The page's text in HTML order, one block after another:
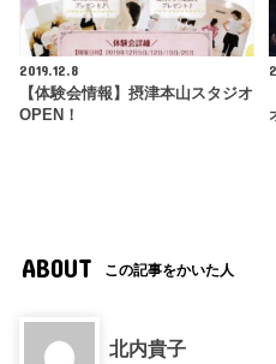
2019.12.8
【体験会情報】摂津本山スタジオ
OPEN！
ABOUT この記事をかいた人
北内貴子